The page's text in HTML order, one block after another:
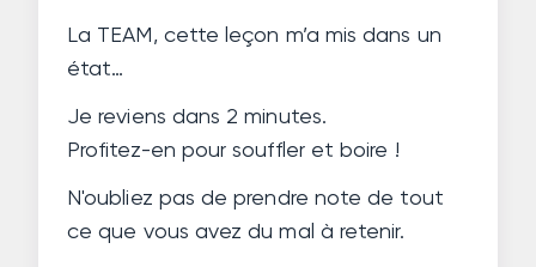
La TEAM, cette leçon m’a mis dans un
état…
Je reviens dans 2 minutes.
Profitez-en pour souffler et boire !
N'oubliez pas de prendre note de tout
ce que vous avez du mal à retenir.